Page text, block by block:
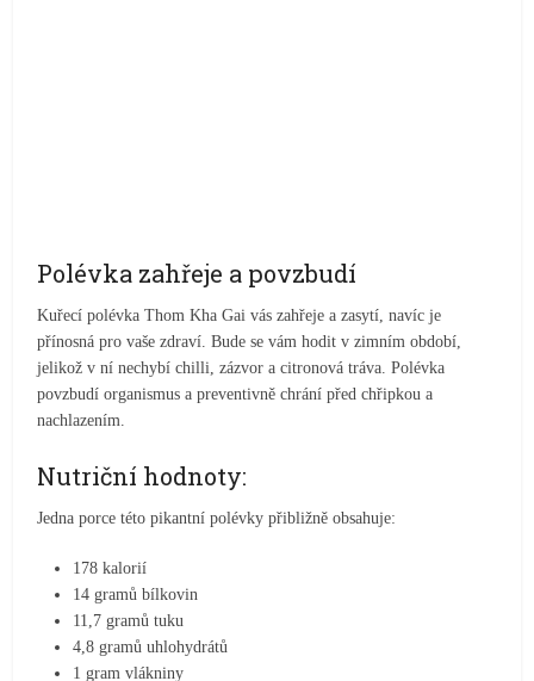
Polévka zahřeje a povzbudí
Kuřecí polévka Thom Kha Gai vás zahřeje a zasytí, navíc je
přínosná pro vaše zdraví. Bude se vám hodit v zimním období,
jelikož v ní nechybí chilli, zázvor a citronová tráva. Polévka
povzbudí organismus a preventivně chrání před chřipkou a
nachlazením.
Nutriční hodnoty:
Jedna porce této pikantní polévky přibližně obsahuje:
178 kalorií
14 gramů bílkovin
11,7 gramů tuku
4,8 gramů uhlohydrátů
1 gram vlákniny